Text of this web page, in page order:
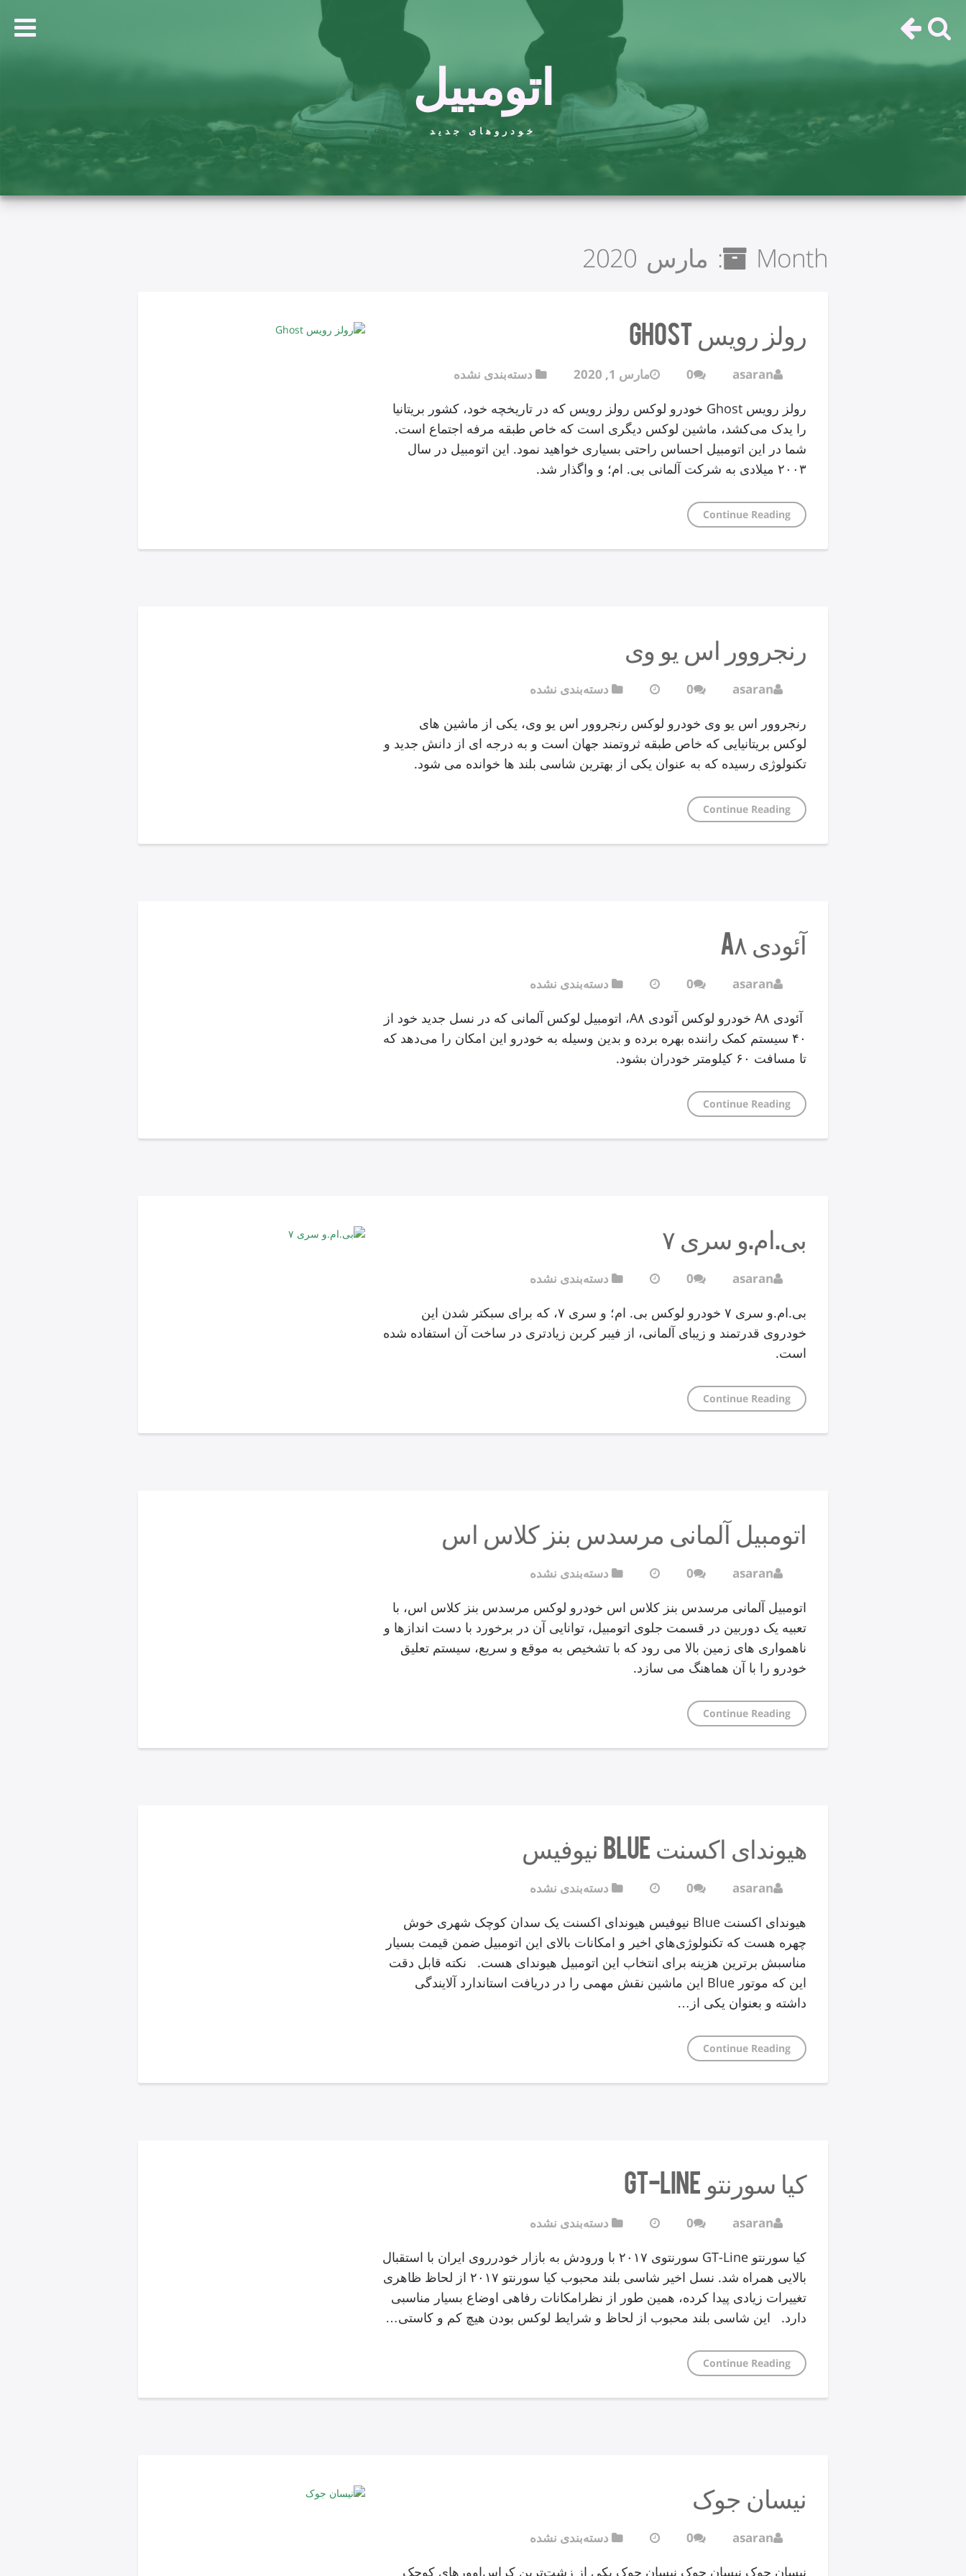
اتومبیل
خودروهای جدید
Month: مارس 2020
رولز رویس Ghost
asaran
0 مارس 1, 2020 دسته‌بندی نشده
رولز رویس Ghost خودرو لوکس رولز رویس که در تاریخچه خود، کشور بریتانیا
را یدک می‌کشد، ماشین لوکس دیگری است که خاص طبقه مرفه اجتماع است.
شما در این اتومبیل احساس راحتی بسیاری خواهید نمود. این اتومبیل در سال
۲۰۰۳ میلادی به شرکت آلمانی بی. ام؛ و واگذار شد.
Continue Reading
رنجروور اس یو وی
asaran
0 دسته‌بندی نشده
رنجروور اس یو وی خودرو لوکس رنجروور اس یو وی، یکی از ماشین های
لوکس بریتانیایی که خاص طبقه ثروتمند جهان است و به درجه ای از دانش جدید و
تکنولوژی رسیده که به عنوان یکی از بهترین شاسی بلند ها خوانده می شود.
Continue Reading
آئودی A۸
asaran
0 دسته‌بندی نشده
آئودی A۸ خودرو لوکس آئودی A۸، اتومبیل لوکس آلمانی که در نسل جدید خود از
۴۰ سیستم کمک راننده بهره برده و بدین وسیله به خودرو این امکان را می‌دهد که
تا مسافت ۶۰ کیلومتر خودران بشود.
Continue Reading
بی.ام.و سری ۷
asaran
0 دسته‌بندی نشده
بی.ام.و سری ۷ خودرو لوکس بی. ام؛ و سری ۷، که برای سبکتر شدن این
خودروی قدرتمند و زیبای آلمانی، از فیبر کربن زیادتری در ساخت آن استفاده شده
است.
Continue Reading
اتومبیل آلمانی مرسدس بنز کلاس اس
asaran
0 دسته‌بندی نشده
اتومبیل آلمانی مرسدس بنز کلاس اس خودرو لوکس مرسدس بنز کلاس اس، با
تعبیه یک دوربین در قسمت جلوی اتومبیل، توانایی آن در برخورد با دست اندازها و
ناهمواری های زمین بالا می رود که با تشخیص به موقع و سریع، سیستم تعلیق
خودرو را با آن هماهنگ می سازد.
Continue Reading
هیوندای اکسنت Blue نیوفیس
asaran
0 دسته‌بندی نشده
هیوندای اکسنت Blue نیوفیس هیوندای اکسنت یک سدان کوچک شهری خوش
چهره هست که تکنولوژی‌هاي اخیر و امکانات بالای این اتومبیل ضمن قیمت بسیار
مناسبش برترین هزینه برای انتخاب این اتومبیل هیوندای هست. نکته قابل دقت
این که موتور Blue این ماشین نقش مهمی را در دریافت استاندارد آلایندگی
داشته و بعنوان یکی از…
Continue Reading
کیا سورنتو GT-Line
asaran
0 دسته‌بندی نشده
کیا سورنتو GT-Line سورنتوی ۲۰۱۷ با ورودش به بازار خودرروی ایران با استقبال
بالایی همراه شد. نسل اخیر شاسی بلند محبوب کیا سورنتو ۲۰۱۷ از لحاظ ظاهری
تغییرات زیادی پیدا کرده، همین طور از نظرامکانات رفاهی اوضاع بسیار مناسبی
دارد. این شاسی بلند محبوب از لحاظ و شرایط لوکس بودن هیچ کم و کاستی…
Continue Reading
نیسان جوک
asaran
0 دسته‌بندی نشده
نیسان جوک نیسان جوک نیسان جوک یکی از زشت‌ترین کراس‌اوورهای کوچک